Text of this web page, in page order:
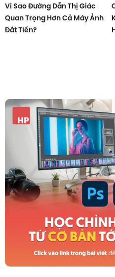
Vì Sao Đường Dẫn Thị Giác
Quan Trọng Hơn Cả Máy Ảnh
Đắt Tiền?